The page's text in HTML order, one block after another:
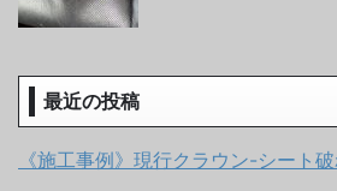
最近の投稿
《施工事例》現行クラウン-シート